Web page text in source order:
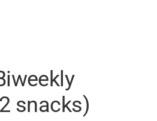
snacks)